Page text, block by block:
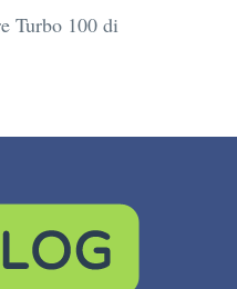
Turbo 100 di